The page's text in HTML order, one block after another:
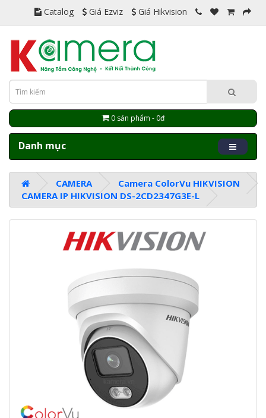
Catalog Giá Ezviz Giá Hikvision
0 sản phẩm - 0đ
Danh mục
CAMERA
Camera ColorVu HIKVISION
CAMERA IP HIKVISION DS-2CD2347G3E-L